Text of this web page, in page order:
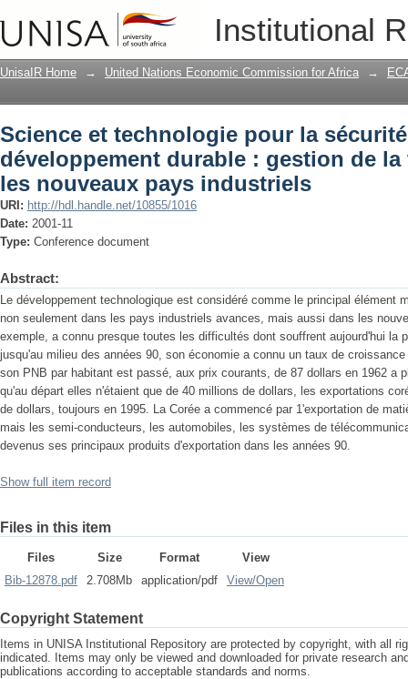
Institutional
Science et technologie pour la
gestion de la technologie dans les
UnisaIR Home → United Nations Economic Commission for Africa →
Science et technologie pour la
développement durable : gestion de
les nouveaux pays industriels
URI: http://hdl.handle.net/10855/1016
Date: 2001-11
Type: Conference document
Abstract:
Le développement technologique est considéré comme le principal élément
non seulement dans les pays industriels avances, mais aussi dans les
exemple, a connu presque toutes les difficultés dont souffrent aujourd'hui la
jusqu'au milieu des années 90, son économie a connu un taux de
son PNB par habitant est passé, aux prix courants, de 87 dollars en 1962 a
qu'au départ elles n'étaient que de 40 millions de dollars, les exportations
de dollars, toujours en 1995. La Corée a commencé par 1'exportation de
mais les semi-conducteurs, les automobiles, les systèmes de
devenus ses principaux produits d'exportation dans les années 90.
Show full item record
Files in this item
Files Size Format
View
Bib-12878.pdf
2.708Mb application/pdf View/Open
Copyright Statement
Items in UNISA Institutional Repository are protected by copyright, with all
indicated. Items may only be viewed and downloaded for private research
publications according to acceptable standards and norms.